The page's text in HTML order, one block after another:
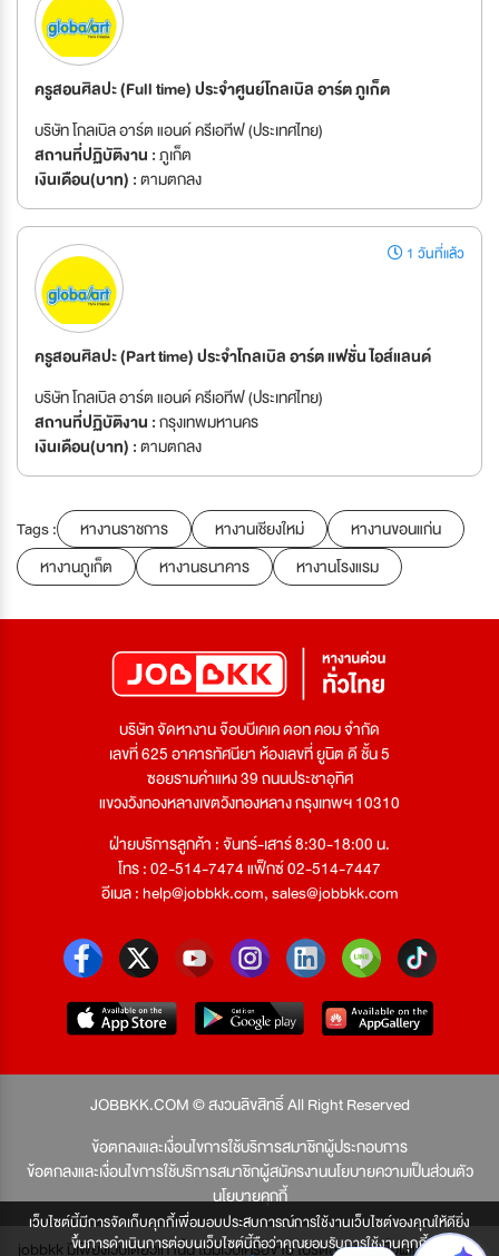
เว็บไซต์นี้มีการจัดเก็บคุกกี้เพื่อมอบประสบการณ์การใช้งานเว็บไซต์ของคุณให้ดียิ่ง
ขึ้นการดำเนินการต่อบนเว็บไซต์นี้ถือว่าคุณยอมรับการใช้งานคุกกี้
ครูสอนศิลปะ (Full time) ประจำศูนย์โกลเบิล อาร์ต ภูเก็ต
บริษัท โกลเบิล อาร์ต แอนด์ ครีเอทีฟ (ประเทศไทย)
สถานที่ปฏิบัติงาน :ภูเก็ต
เงินเดือน(บาท) :ตามตกลง
1 วันที่แล้ว
ครูสอนศิลปะ (Part time) ประจำโกลเบิล อาร์ต แฟชั่น ไอส์แลนด์
บริษัท โกลเบิล อาร์ต แอนด์ ครีเอทีฟ (ประเทศไทย)
สถานที่ปฏิบัติงาน :กรุงเทพมหานคร
เงินเดือน(บาท) :ตามตกลง
Tags : หางานราชการ หางานเชียงใหม่
หางานขอนแก่น
หางานภูเก็ต
หางานธนาคาร หางานโรงแรม
บริษัท จัดหางาน จ๊อบบีเคเค ดอท คอม จำกัด
เลขที่ 625 อาคารทัศนียา ห้องเลขที่ ยูนิต ดี ชั้น 5
ซอยรามคำแหง 39 ถนนประชาอุทิศ
แขวงวังทองหลางเขตวังทองหลาง กรุงเทพฯ 10310
ฝ่ายบริการลูกค้า : จันทร์-เสาร์ 8:30-18:00 น.
โทร : 02-514-7474 แฟ็กซ์ 02-514-7447
อีเมล :help@jobbkk.com,sales@jobbkk.com
JOBBKK.COM © สงวนลิขสิทธิ์ All Right Reserved
ข้อตกลงและเงื่อนไขการใช้บริการสมาชิกผู้ประกอบการ
ข้อตกลงและเงื่อนไขการใช้บริการสมาชิกผู้สมัครงานนโยบายความเป็นส่วนตัว
นโยบายคุกกี้
jobbkk มีเพียงเว็บเดียวเท่านั้น ไม่มีเว็บเครือข่าย โปรดอย่าหลงเชื่อผู้แอบอ้าง และ